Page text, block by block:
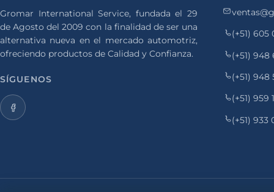
Gromar International Service, fundada el 29
de Agosto del 2009 con la finalidad de ser una
alternativa nueva en el mercado automotriz,
ofreciendo productos de Calidad y Confianza.
SÍGUENOS
(+51) 605
(+51) 948
(+51) 948
(+51) 959
(+51) 933